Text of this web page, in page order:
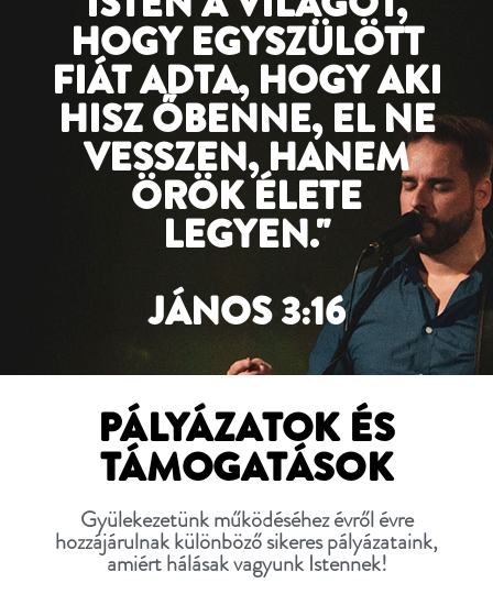
HOGY EGYSZÜLÖTT
FIÁT ADTA, HOGY AKI
HISZ ŐBENNE, EL NE
VESSZEN, HANEM
ÖRÖK ÉLETE
LEGYEN."
JÁNOS 3:16
PÁLYÁZATOK ÉS
TÁMOGATÁSOK
Gyülekezetünk működéséhez évről évre
hozzájárulnak különböző sikeres pályázataink,
amiért hálásak vagyunk Istennek!